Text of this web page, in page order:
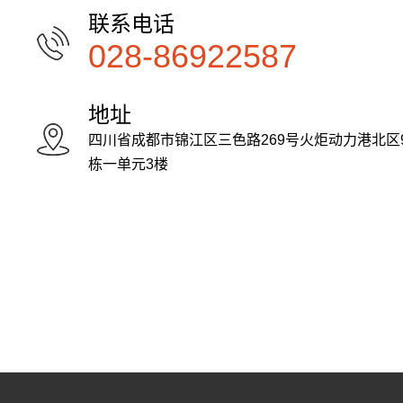
联系电话
028-86922587
地址
四川省成都市锦江区三色路269号火炬动力港北
栋一单元3楼